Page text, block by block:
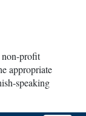
non-profit
appropriate
speaking